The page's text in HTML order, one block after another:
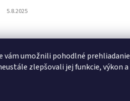
vám umožnili pohodlné prehliadanie
zlepšovali jej funkcie, výkon a
5.8.2025